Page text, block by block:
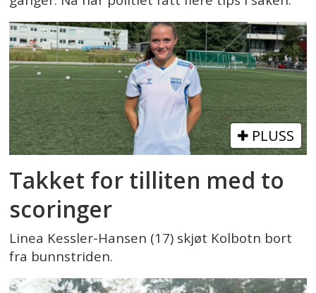
PLUSS
Takket for tilliten med to
scoringer
Linea Kessler-Hansen (17) skjøt Kolbotn bort
fra bunnstriden.